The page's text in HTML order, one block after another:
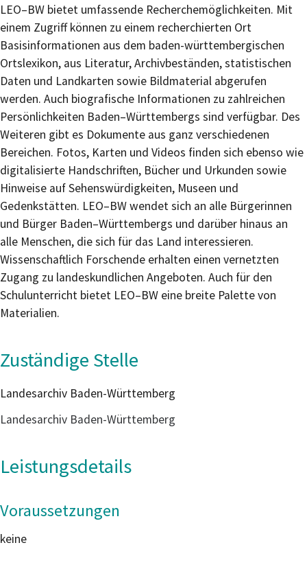
LEO–BW bietet umfassende Recherchemöglichkeiten. Mit
einem Zugriff können zu einem recherchierten Ort
Basisinformationen aus dem baden-württembergischen
Ortslexikon, aus Literatur, Archivbeständen, statistischen
Daten und Landkarten sowie Bildmaterial abgerufen
werden. Auch biografische Informationen zu zahlreichen
Persönlichkeiten Baden–Württembergs sind verfügbar. Des
Weiteren gibt es Dokumente aus ganz verschiedenen
Bereichen. Fotos, Karten und Videos finden sich ebenso wie
digitalisierte Handschriften, Bücher und Urkunden sowie
Hinweise auf Sehenswürdigkeiten, Museen und
Gedenkstätten. LEO–BW wendet sich an alle Bürgerinnen
und Bürger Baden–Württembergs und darüber hinaus an
alle Menschen, die sich für das Land interessieren.
Wissenschaftlich Forschende erhalten einen vernetzten
Zugang zu landeskundlichen Angeboten. Auch für den
Schulunterricht bietet LEO–BW eine breite Palette von
Materialien.
Zuständige Stelle
Landesarchiv Baden-Württemberg
Landesarchiv Baden-Württemberg
Leistungsdetails
Voraussetzungen
keine